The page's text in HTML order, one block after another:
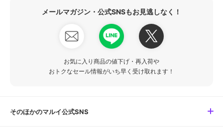
メールマガジン・公式SNSもお見逃しなく！
お気に入り商品の値下げ・再入荷や
おトクなセール情報がいち早く受け取れます！
そのほかのマルイ公式SNS